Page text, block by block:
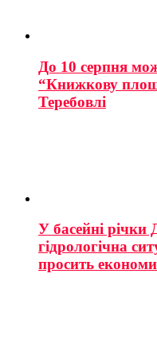
До 10 серпня
“Книжкову
Теребовлі
У басейні річки
гідрологічна
просить